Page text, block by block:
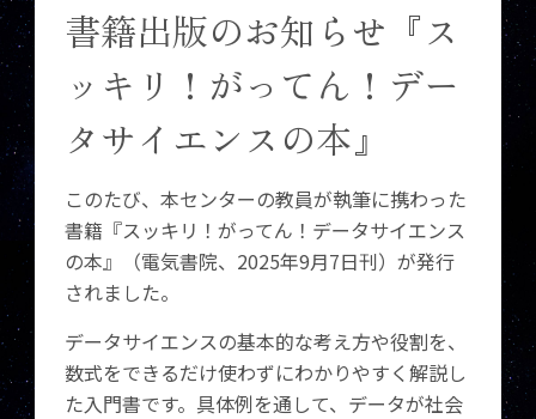
書籍出版のお知らせ『ス
ッキリ！がってん！デー
タサイエンスの本』
このたび、本センターの教員が執筆に携わった
書籍『スッキリ！がってん！データサイエンス
の本』（電気書院、2025年9月7日刊）が発行
されました。
データサイエンスの基本的な考え方や役割を、
数式をできるだけ使わずにわかりやすく解説し
た入門書です。具体例を通して、データが社会